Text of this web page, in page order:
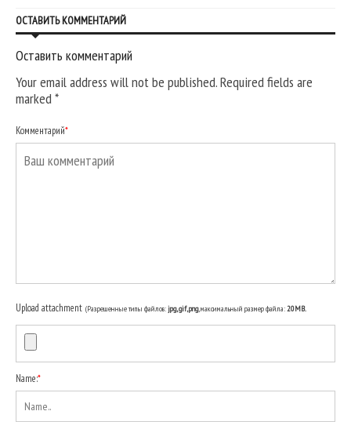
ОСТАВИТЬ КОММЕНТАРИЙ
Оставить комментарий
Your email address will not be published. Required fields are
marked*
Комментарий*
Upload attachment (Разрешенные типы файлов:jpg, gif, png, максимальный размер файла:20MB.
Name:*